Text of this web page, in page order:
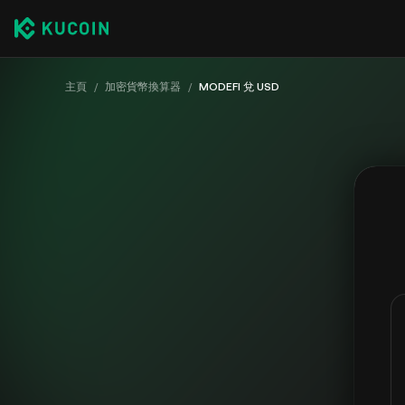
主頁 / 加密貨幣換算器 / MODEFI 兌 USD